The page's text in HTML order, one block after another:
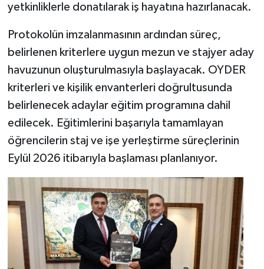
yetkinliklerle donatılarak iş hayatına hazırlanacak.
Protokolün imzalanmasının ardından süreç,
belirlenen kriterlere uygun mezun ve stajyer aday
havuzunun oluşturulmasıyla başlayacak. OYDER
kriterleri ve kişilik envanterleri doğrultusunda
belirlenecek adaylar eğitim programına dahil
edilecek. Eğitimlerini başarıyla tamamlayan
öğrencilerin staj ve işe yerleştirme süreçlerinin
Eylül 2026 itibarıyla başlaması planlanıyor.